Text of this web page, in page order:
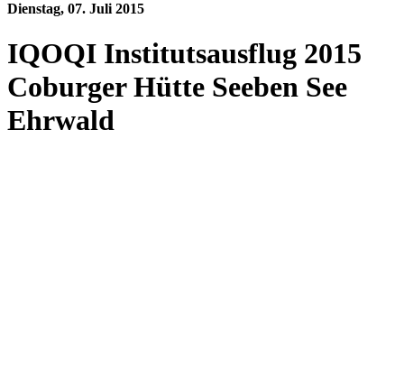
Dienstag, 07. Juli 2015
IQOQI Institutsausflug 2015
Coburger Hütte Seeben See
Ehrwald